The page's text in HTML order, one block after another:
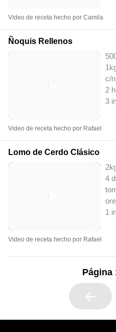
Video de receta hecho por Camila
Ñoquis Rellenos
c/
2
3
Video de receta hecho por Rafael
Lomo de Cerdo Clásico
4
1
Video de receta hecho por Rafael
Página